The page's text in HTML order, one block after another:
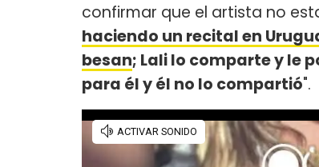
confirmar que el artista no
haciendo un recital en
besan; Lali lo comparte y le
para él y él no lo compartió".